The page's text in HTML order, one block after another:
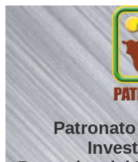
Saltar
al
contenido